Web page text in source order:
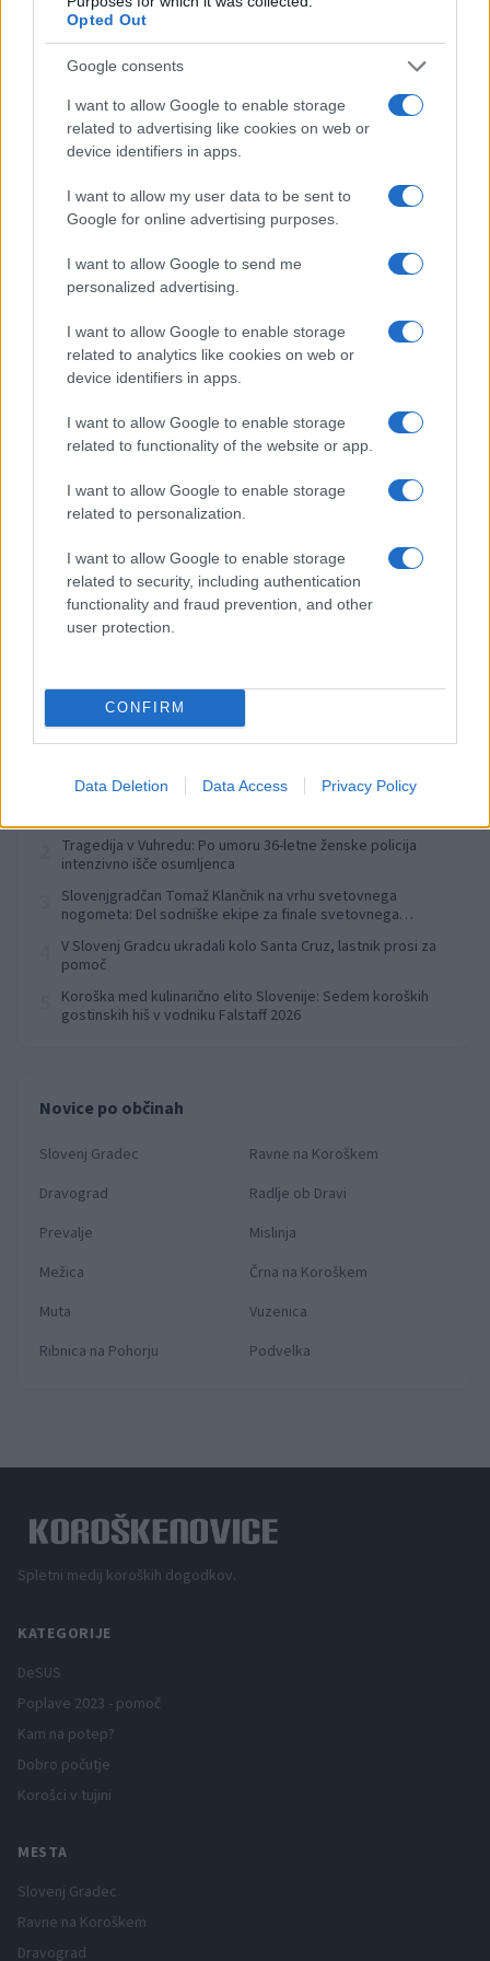
Opted Out
Google consents
I want to allow Google to enable storage
related to advertising like cookies on web or
device identifiers in apps.
I want to allow my user data to be sent to
Google for online advertising purposes.
I want to allow Google to send me
personalized advertising.
I want to allow Google to enable storage
related to analytics like cookies on web or
device identifiers in apps.
I want to allow Google to enable storage
related to functionality of the website or app.
I want to allow Google to enable storage
related to personalization.
I want to allow Google to enable storage
related to security, including authentication
functionality and fraud prevention, and other
user protection.
CONFIRM
Data Deletion Data Access Privacy Policy
V zalivu na Pašmanu našli
truplo 24-letnega Slovenca
Na Prevaljah se je huje
poškodoval voznik e-skiroja
Na bencinskem servisu v
avtomat, požar pogasili
zaposleni
Motorist v Radljah ob Dravi trčil
v ulično svetilko in se hudo
poškodoval
Obvestila
Izklop elektrike: 426. Nadzorništvo Vuzenica - Območje Sv.
Anton na Pohorju
Izklop elektrike: 425. Nadzorništvo Vuzenica - Območje
Vuhred
Izklop elektrike: 429. Nadzorništvo Ravne - Območje Prevalje
pred 6 urami
Izklop elektrike: 424. Nadzorništvo Vuzenica - Območje Orlice
pred 6 urami
Izklop elektrike: 423. Nadzorništvo Vuzenica - Območje Mute
Dopustniška drama: Policija pričakala letalo s Korošico po
Tragedija v Vuhredu: Po umoru 36-letne ženske policija
intenzivno išče osumljenca
Slovenjgradčan Tomaž Klančnik na vrhu svetovnega
nogometa: Del sodniške ekipe za finale svetovnega
V Slovenj Gradcu ukradali kolo Santa Cruz, lastnik prosi za
pomoč
Koroška med kulinarično elito Slovenije: Sedem koroških
gostinskih hiš v vodniku Falstaff 2026
Novice po občinah
Slovenj Gradec
Ravne na Koroškem
Dravograd
Radlje ob Dravi
Prevalje
Mislinja
Mežica
Črna na Koroškem
Muta
Vuzenica
Ribnica na Pohorju
Podvelka
Spletni medij koroških dogodkov.
KATEGORIJE
DeSUS
Poplave 2023 - pomoč
Kam na potep?
Dobro počutje
Korošci v tujini
MESTA
Slovenj Gradec
Ravne na Koroškem
Dravograd